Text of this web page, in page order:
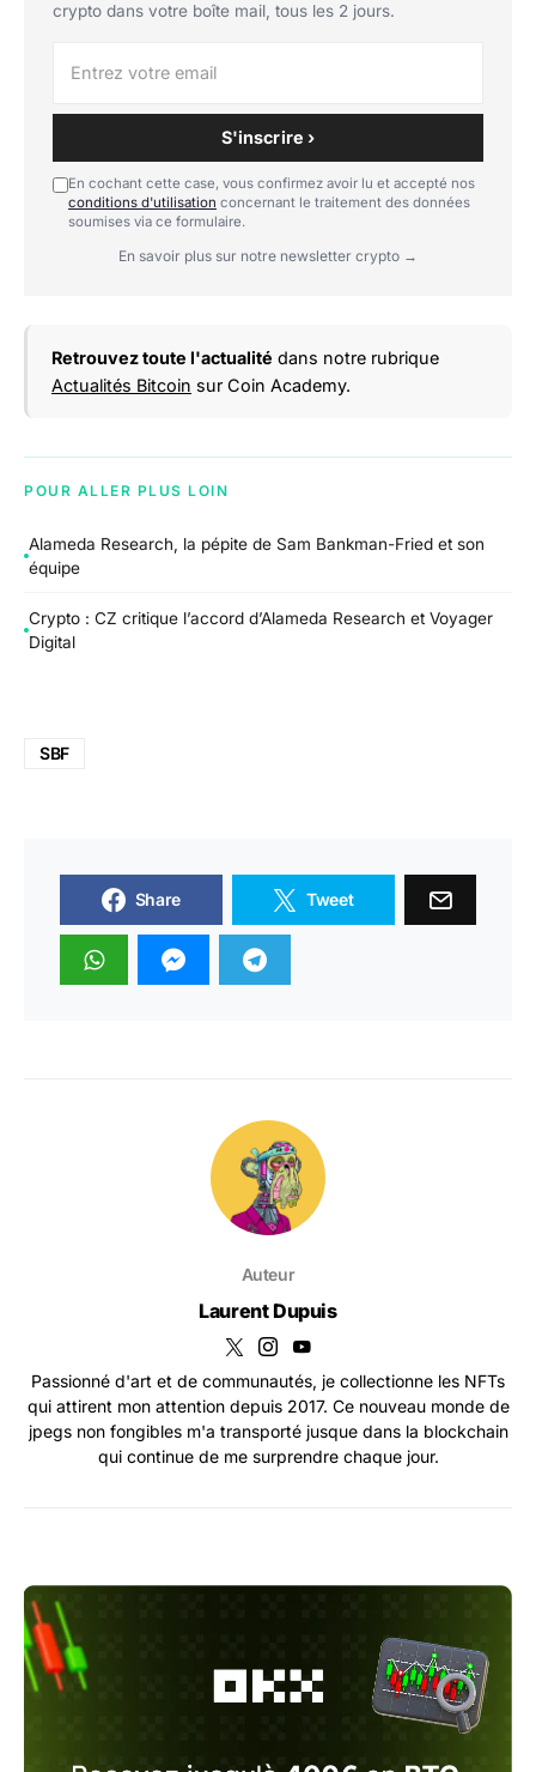
crypto dans votre boîte mail, tous les 2 jours.
S'inscrire ›
En cochant cette case, vous confirmez avoir lu et accepté nos
conditions d'utilisation concernant le traitement des données
soumises via ce formulaire.
En savoir plus sur notre newsletter crypto →
Retrouvez toute l'actualité dans notre rubrique
Actualités Bitcoin sur Coin Academy.
POUR ALLER PLUS LOIN
Alameda Research, la pépite de Sam Bankman-Fried et son
équipe
Crypto : CZ critique l’accord d’Alameda Research et Voyager
Digital
SBF
Share Tweet
Auteur
Laurent Dupuis
Passionné d'art et de communautés, je collectionne les NFTs
qui attirent mon attention depuis 2017. Ce nouveau monde de
jpegs non fongibles m'a transporté jusque dans la blockchain
qui continue de me surprendre chaque jour.